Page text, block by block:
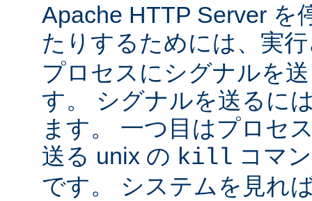
Apache HTTP Server を
たりするためには、実
プロセスにシグナルを
す。 シグナルを送るに
ます。 一つ目はプロセ
送る unix の kill コマ
です。 システムを見れ